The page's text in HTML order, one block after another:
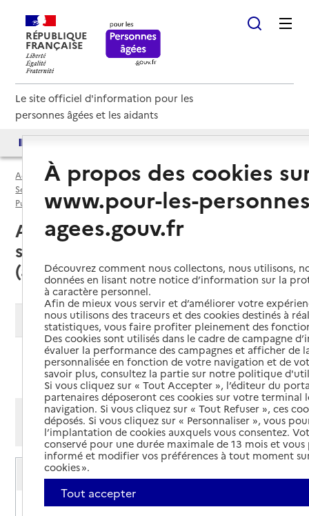
RÉPUBLIQUE
FRANÇAISE
Le site officiel d'information pour les
personnes âgées et les aidants
Accueil
Espace annuaire
Services autonomie à domicile (aide) par département
Puy-de-Dôme (63)
Service autonomie à domicile (aide)
Arlanc (63220) : liste des 2
services autonomie à domicile
(aide)
Modifier ma recherche
Ajouter cette recherche aux favoris
Afficher les résultats par:
Mode liste
Mode carte
Service autonomie à domicile (aide)
ADMR
Adresse
41 route de Beurriéres
À propos des cookies
www.pour-les-
agees.gouv.fr
Découvrez comment nous collectons, nous utilisons,
données en lisant notre notice d’information sur la
à caractère personnel.
Afin de mieux vous servir et d’améliorer votre
nous utilisons des traceurs et des cookies destinés à
statistiques, vous faire profiter pleinement des
Des cookies sont utilisés dans le cadre de campagne
évaluer la performance des campagnes et afficher de
personnalisée en fonction de votre navigation et de
savoir plus, consultez la partie sur notre politique
Si vous cliquez sur « Tout Accepter », l’éditeur du
partenaires déposeront ces cookies sur votre terminal
navigation. Si vous cliquez sur « Tout Refuser », ces
déposés. Si vous cliquez sur « Personnaliser », vous
l’implantation de cookies auxquels vous consentez.
conservé pour une durée maximale de 13 mois et
informé et modifier vos préférences à tout moment
cookies ».
Tout accepter